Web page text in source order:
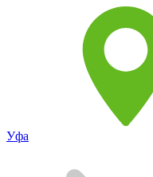
Уфа